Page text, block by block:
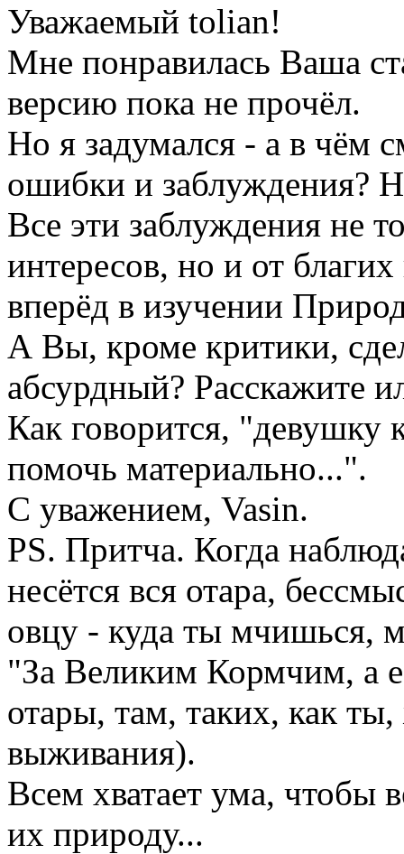
Уважаемый tolian!
Мне понравилась Ваша
версию пока не прочёл.
Но я задумался - а в чём
ошибки и заблуждения?
Все эти заблуждения не
интересов, но и от
вперёд в изучении
А Вы, кроме критики,
абсурдный? Расскажите
Как говорится, "девушку
помочь материально...".
С уважением, Vasin.
PS. Притча. Когда
несётся вся отара,
овцу - куда ты мчишься,
"За Великим Кормчим, а
отары, там, таких, как
выживания).
Всем хватает ума, чтобы
их природу...